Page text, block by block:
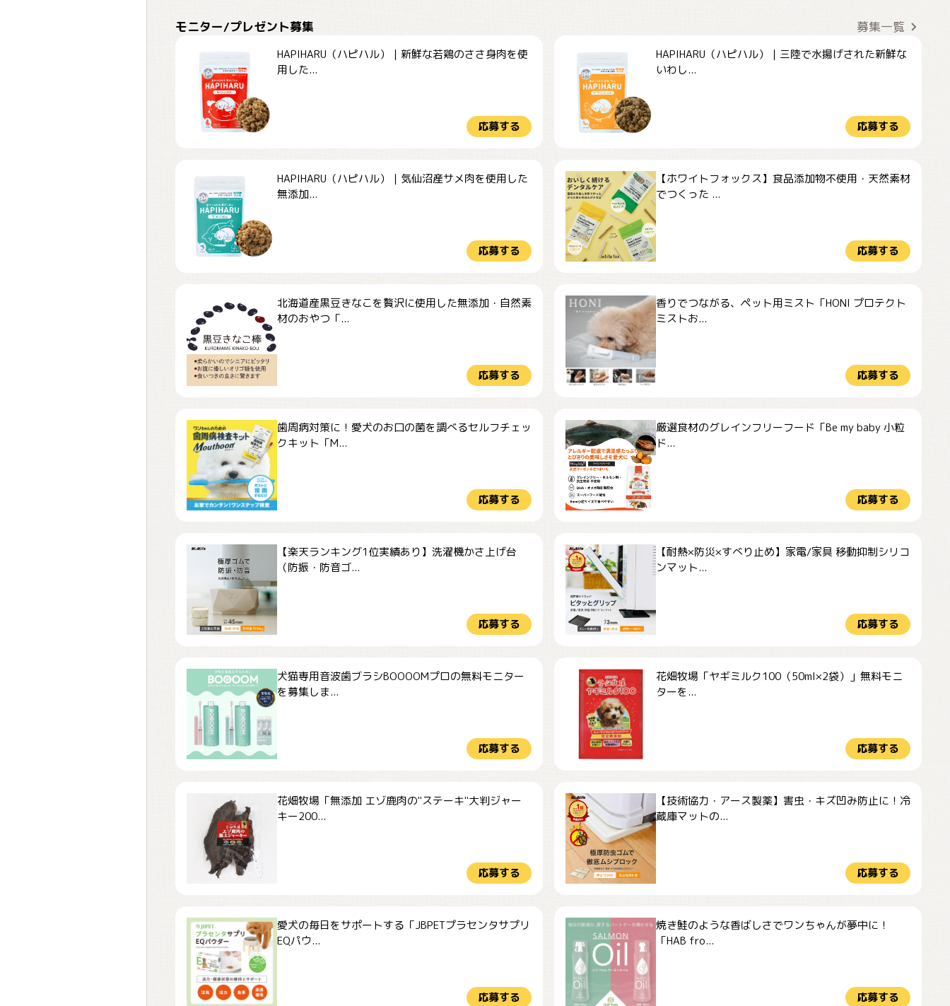
モニター/プレゼント募集 募集一覧
HAPIHARU（ハピハル）｜新鮮な若鶏のささ身肉を使
用した...
応募する
HAPIHARU（ハピハル）｜三陸で水揚げされた新鮮な
いわし...
応募する
HAPIHARU（ハピハル）｜気仙沼産サメ肉を使用した
無添加...
応募する
【ホワイトフォックス】食品添加物不使用・天然素材
でつくった ...
応募する
北海道産黒豆きなこを贅沢に使用した無添加・自然素
材のおやつ「...
応募する
香りでつながる、ペット用ミスト「HONI プロテクト
ミストお...
応募する
歯周病対策に！愛犬のお口の菌を調べるセルフチェッ
クキット「M...
応募する
厳選食材のグレインフリーフード「Be my baby 小粒
ド...
応募する
【楽天ランキング1位実績あり】洗濯機かさ上げ台
（防振・防音ゴ...
応募する
【耐熱×防災×すべり止め】家電/家具 移動抑制シリコ
ンマット...
応募する
犬猫専用音波歯ブラシBOOOOMプロの無料モニター
を募集しま...
応募する
花畑牧場「ヤギミルク100（50ml×2袋）」無料モニ
ターを...
応募する
花畑牧場「無添加 エゾ鹿肉の"ステーキ"大判ジャー
キー200...
応募する
【技術協力・アース製薬】害虫・キズ凹み防止に！冷
蔵庫マットの...
応募する
愛犬の毎日をサポートする「JBPETプラセンタサプリ
EQパウ...
応募する
焼き鮭のような香ばしさでワンちゃんが夢中に！
「HAB fro...
応募する